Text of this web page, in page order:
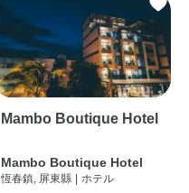
Mambo Boutique Hotel
Mambo Boutique Hotel
恆春鎮, 屏東縣 ホテル